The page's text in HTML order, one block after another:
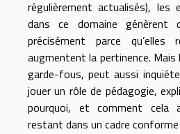
régulièrement actualisés), les
dans ce domaine génèrent
précisément parce qu’elles
augmentent la pertinence.
garde-fous, peut aussi
jouer un rôle de pédagogie,
pourquoi, et comment cela
restant dans un cadre conforme